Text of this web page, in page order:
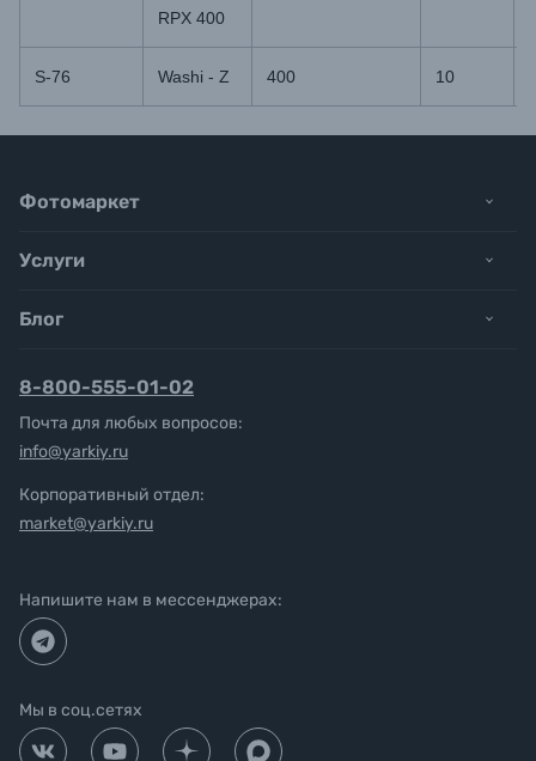
RPX 400
S-76 Washi - Z 400 10
Фотомаркет
Услуги
Блог
8-800-555-01-02
Почта для любых вопросов:
info@yarkiy.ru
Корпоративный отдел:
market@yarkiy.ru
Напишите нам в мессенджерах:
Мы в соц.сетях